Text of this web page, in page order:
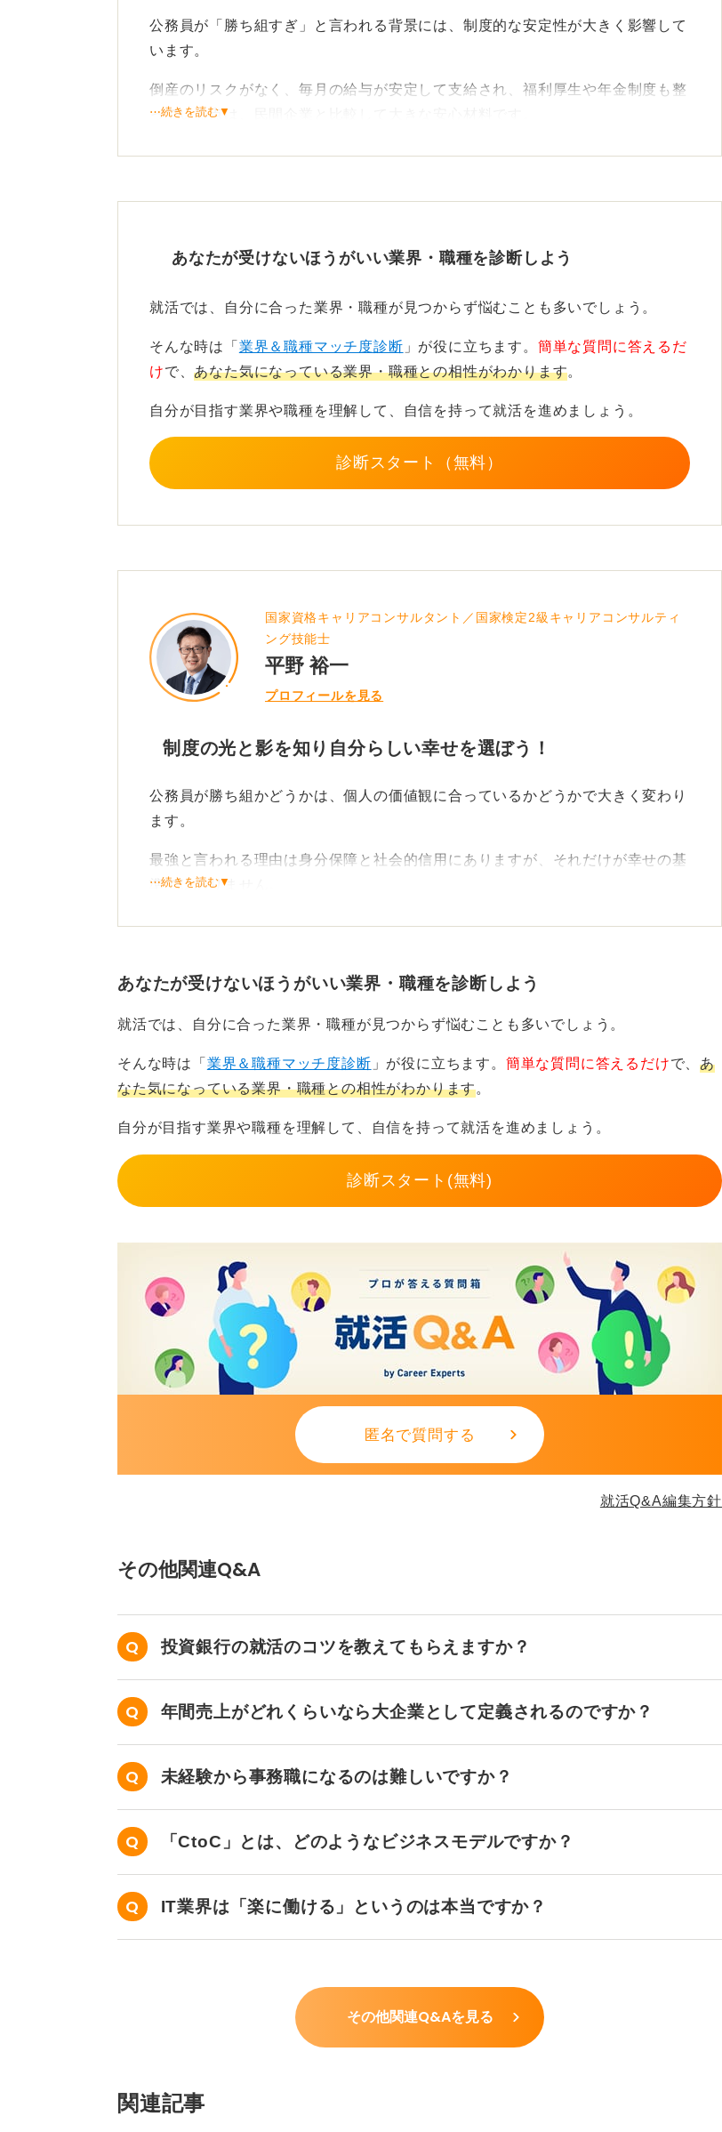
公務員が「勝ち組すぎ」と言われる背景には、制度的な安定性が大きく影響して
います。
倒産のリスクがなく、毎月の給与が安定して支給され、福利厚生や年金制度も整
っている点は、民間企業と比較して大きな安心材料です。
また不景気時にも極端なリストラや給与カットが起こりにくいことから、長期的
若手のうちは給与水準が低く、年功序列のため、努力がすぐに処遇へ反映されに
くい現実があります。また部署によってはクレーム対応や突発業務が多く、精神
という価値観によって評価が分かれます。
安定だけを期待して入庁するとギャップに苦しみやすく、公共性や社会的役割に
⋯続きを読む▼
あなたが受けないほうがいい業界・職種を診断しよう
就活では、自分に合った業界・職種が見つからず悩むことも多いでしょう。
そんな時は「 業界＆職種マッチ度診断 」が役に立ちます。 簡単な質問に答えるだ
けで、あなた気になっている業界・職種との相性がわかります。
自分が目指す業界や職種を理解して、自信を持って就活を進めましょう。
診断スタート（無料）
国家資格キャリアコンサルタント／国家検定2級キャリアコンサルティ
ング技能士
平野 裕一
プロフィールを見る
制度の光と影を知り自分らしい幸せを選ぼう！
公務員が勝ち組かどうかは、個人の価値観に合っているかどうかで大きく変わり
ます。
最強と言われる理由は身分保障と社会的信用にありますが、それだけが幸せの基
準ではありません。
若手のうちは給与が控えめであり、年功序列のなかで裁量が制限される側面も理
安定を土台に何を実現したいか考えよう
案内してきました。
環境となります。
イメージだけで判断せず、自分がどのような環境で力を発揮したいかを基準に選
⋯続きを読む▼
あなたが受けないほうがいい業界・職種を診断しよう
就活では、自分に合った業界・職種が見つからず悩むことも多いでしょう。
そんな時は「 業界＆職種マッチ度診断 」が役に立ちます。 簡単な質問に答えるだけで、あ
なた気になっている業界・職種との相性がわかります。
自分が目指す業界や職種を理解して、自信を持って就活を進めましょう。
診断スタート(無料)
匿名で質問する
就活Q&A編集方針
その他関連Q&A
投資銀行の就活のコツを教えてもらえますか？
年間売上がどれくらいなら大企業として定義されるのですか？
未経験から事務職になるのは難しいですか？
「CtoC」とは、どのようなビジネスモデルですか？
IT業界は「楽に働ける」というのは本当ですか？
その他関連Q&Aを見る
関連記事